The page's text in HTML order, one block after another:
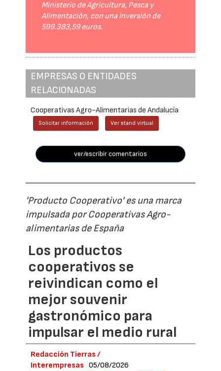
Ministerio de Agricultura, Pesca y
Alimentación, con una inversión de
599.383,59 euros.
EMPRESAS O ENTIDADES
RELACIONADAS
Cooperativas Agro-Alimentarias de Andalucía
Solicitar información Ver stand virtual
ver/escribir comentarios
'Producto Cooperativo' es una marca
impulsada por Cooperativas Agro-
alimentarias de España
Los productos
cooperativos se
reivindican como el
mejor souvenir
gastronómico para
impulsar el medio rural
Redacción Tierras /
Interempresas
05/08/2026